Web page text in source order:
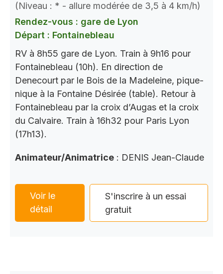
(Niveau : * - allure modérée de 3,5 à 4 km/h)
Rendez-vous : gare de Lyon
Départ : Fontainebleau
RV à 8h55 gare de Lyon. Train à 9h16 pour
Fontainebleau (10h). En direction de
Denecourt par le Bois de la Madeleine, pique-
nique à la Fontaine Désirée (table). Retour à
Fontainebleau par la croix d’Augas et la croix
du Calvaire. Train à 16h32 pour Paris Lyon
(17h13).
Animateur/Animatrice : DENIS Jean-Claude
Voir le
détail
S'inscrire à un essai
gratuit